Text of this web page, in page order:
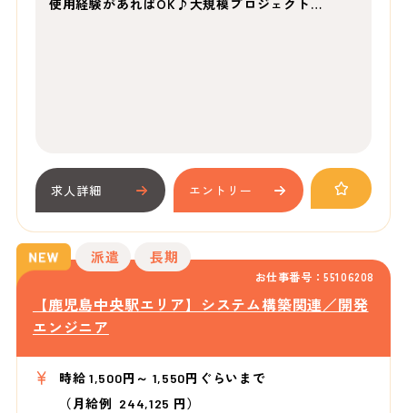
使用経験があればOK♪大規模プロジェクト…
求人詳細 エントリー
お仕事番号：55106208
派遣 長期
【鹿児島中央駅エリア】システム構築関連／開発
エンジニア
時給 1,500円～ 1,550円ぐらいまで
（月給例 244,125 円）